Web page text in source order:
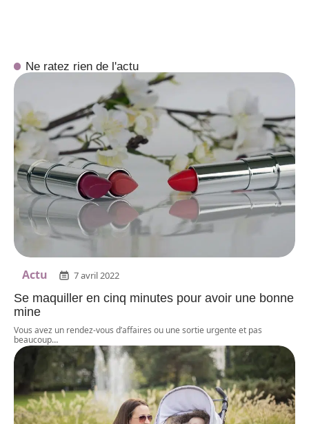
Ne ratez rien de l'actu
Actu 7 avril 2022
Se maquiller en cinq minutes pour avoir une bonne
mine
Vous avez un rendez-vous d’affaires ou une sortie urgente et pas
beaucoup…